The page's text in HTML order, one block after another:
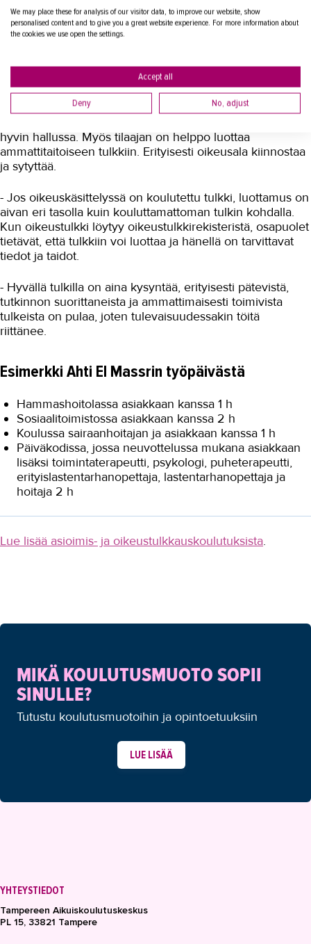
- Tyypillistä työpäivää ei ole; jokainen päivä on erilainen.
varoituksella esimerkiksi puhelintulkkauksia.
Tutkintojen myötä asioimis- ja oikeustulkkauksen eri
hyvin hallussa. Myös tilaajan on helppo luottaa
ammattitaitoiseen tulkkiin. Erityisesti oikeusala kiinnostaa
ja sytyttää.
- Jos oikeuskäsittelyssä on koulutettu tulkki, luottamus on
aivan eri tasolla kuin kouluttamattoman tulkin kohdalla.
Kun oikeustulkki löytyy oikeustulkkirekisteristä, osapuolet
tietävät, että tulkkiin voi luottaa ja hänellä on tarvittavat
tiedot ja taidot.
- Hyvällä tulkilla on aina kysyntää, erityisesti pätevistä,
tutkinnon suorittaneista ja ammattimaisesti toimivista
tulkeista on pulaa, joten tulevaisuudessakin töitä
riittänee.
Esimerkki Ahti El Massrin työpäivästä
Hammashoitolassa asiakkaan kanssa 1 h
Sosiaalitoimistossa asiakkaan kanssa 2 h
Koulussa sairaanhoitajan ja asiakkaan kanssa 1 h
Päiväkodissa, jossa neuvottelussa mukana asiakkaan
lisäksi toimintaterapeutti, psykologi, puheterapeutti,
erityislastentarhanopettaja, lastentarhanopettaja ja
hoitaja 2 h
Lue lisää asioimis- ja oikeustulkkauskoulutuksista.
MIKÄ KOULUTUSMUOTO SOPII
SINULLE?
Tutustu koulutusmuotoihin ja opintoetuuksiin
LUE LISÄÄ
YHTEYSTIEDOT
Tampereen Aikuiskoulutuskeskus
PL 15, 33821 Tampere
We may place these for analysis of our visitor data, to improve our website, show
personalised content and to give you a great website experience. For more information about
the cookies we use open the settings.
Accept all
Deny No, adjust